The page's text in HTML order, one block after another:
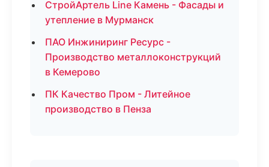
СтройАртель Line Камень - Фасады и
утепление в Мурманск
ПАО Инжиниринг Ресурс -
Производство металлоконструкций
в Кемерово
ПК Качество Пром - Литейное
производство в Пенза